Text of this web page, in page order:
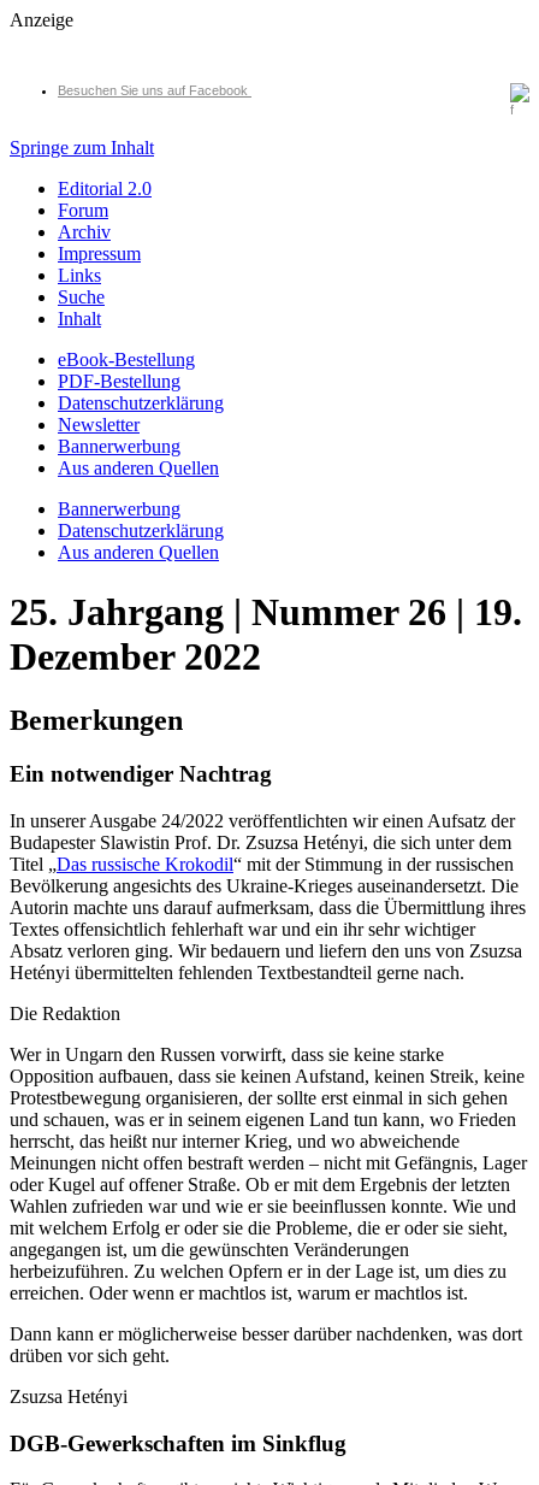
Anzeige
Besuchen Sie uns auf Facebook
Springe zum Inhalt
Editorial 2.0
Forum
Archiv
Impressum
Links
Suche
Inhalt
eBook-Bestellung
PDF-Bestellung
Datenschutzerklärung
Newsletter
Bannerwerbung
Aus anderen Quellen
Bannerwerbung
Datenschutzerklärung
Aus anderen Quellen
25. Jahrgang | Nummer 26 | 19.
Dezember 2022
Bemerkungen
Ein notwendiger Nachtrag
In unserer Ausgabe 24/2022 veröffentlichten wir einen Aufsatz der
Budapester Slawistin Prof. Dr. Zsuzsa Hetényi, die sich unter dem
Titel „Das russische Krokodil“ mit der Stimmung in der russischen
Bevölkerung angesichts des Ukraine-Krieges auseinandersetzt. Die
Autorin machte uns darauf aufmerksam, dass die Übermittlung ihres
Textes offensichtlich fehlerhaft war und ein ihr sehr wichtiger
Absatz verloren ging. Wir bedauern und liefern den uns von Zsuzsa
Hetényi übermittelten fehlenden Textbestandteil gerne nach.
Die Redaktion
Wer in Ungarn den Russen vorwirft, dass sie keine starke
Opposition aufbauen, dass sie keinen Aufstand, keinen Streik, keine
Protestbewegung organisieren, der sollte erst einmal in sich gehen
und schauen, was er in seinem eigenen Land tun kann, wo Frieden
herrscht, das heißt nur interner Krieg, und wo abweichende
Meinungen nicht offen bestraft werden – nicht mit Gefängnis, Lager
oder Kugel auf offener Straße. Ob er mit dem Ergebnis der letzten
Wahlen zufrieden war und wie er sie beeinflussen konnte. Wie und
mit welchem Erfolg er oder sie die Probleme, die er oder sie sieht,
angegangen ist, um die gewünschten Veränderungen
herbeizuführen. Zu welchen Opfern er in der Lage ist, um dies zu
erreichen. Oder wenn er machtlos ist, warum er machtlos ist.
Dann kann er möglicherweise besser darüber nachdenken, was dort
drüben vor sich geht.
Zsuzsa Hetényi
DGB-Gewerkschaften im Sinkflug